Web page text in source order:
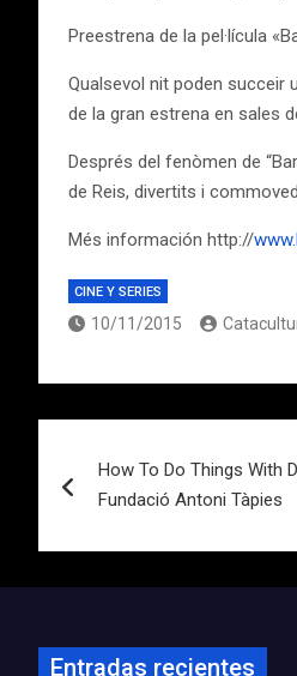
Preestrena de la pel·lícula
Qualsevol nit poden succeir
de la gran estrena en sales
Després del fenòmen de
de Reis, divertits i
Més información http://
CINE Y SERIES
10/11/2015
de
entradas
How To Do Things With
Fundació Antoni Tàpies
Entradas recientes